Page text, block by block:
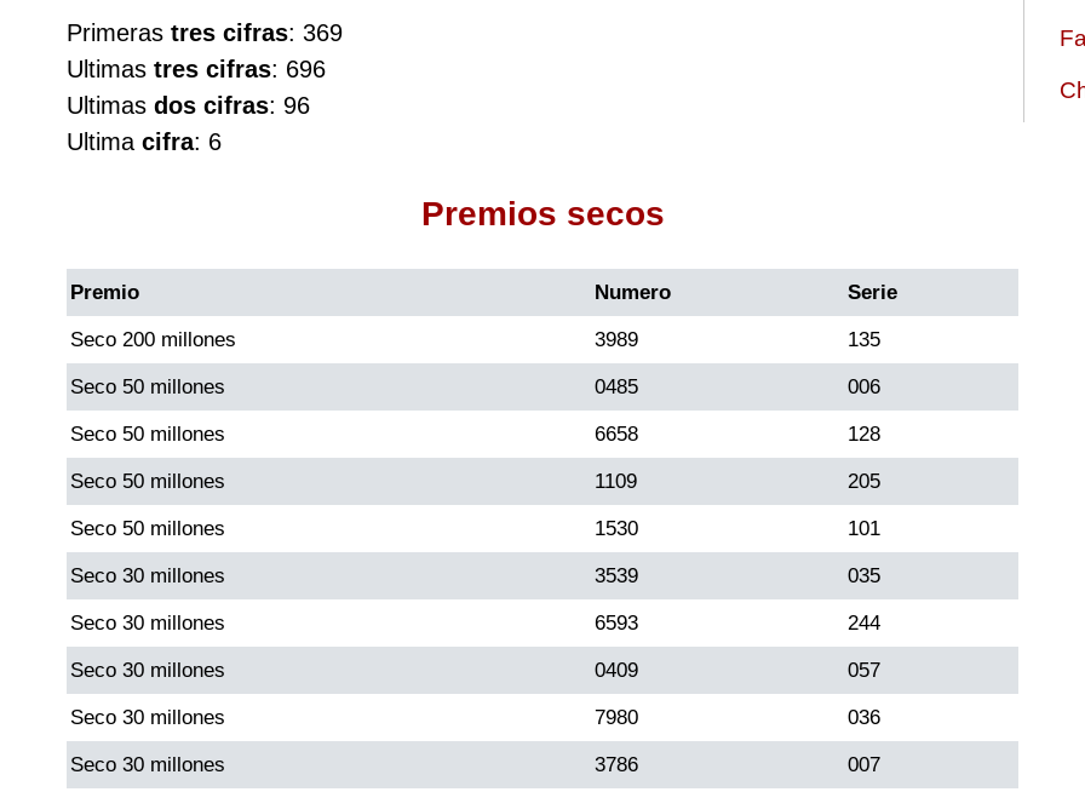
Astro Luna
Cafeterito Tarde
Caribeña Noche
Chontico Día
Chontico Noche
Culona día
Culona noche
Dorado Mañana
Dorado Tarde
Primeras tres cifras: 369
Ultimas tres cifras: 696
Ultimas dos cifras: 96
Ultima cifra: 6
Premios secos
Premio Numero Serie
Seco 200 millones 3989 135
Seco 50 millones 0485 006
Seco 50 millones 6658 128
Seco 50 millones 1109 205
Seco 50 millones 1530 101
Seco 30 millones 3539 035
Seco 30 millones 6593 244
Seco 30 millones 0409 057
Seco 30 millones 7980 036
Seco 30 millones 3786 007